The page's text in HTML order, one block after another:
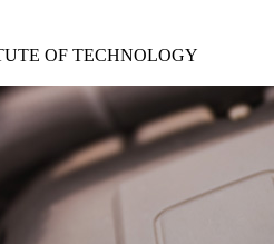
OF TECHNOLOGY